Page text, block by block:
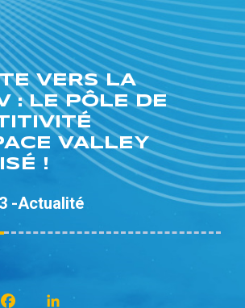
VERS LA
: LE PÔLE DE
VALLEY
!
-Actualité
TwitterFacebookinstagramLinkedIn